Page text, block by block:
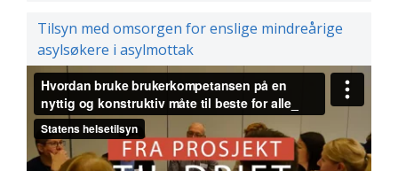
Tilsyn med omsorgen for enslige mindreårige
asylsøkere i asylmottak